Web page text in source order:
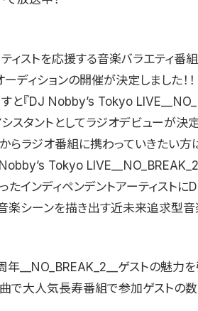
ィストを応援する音楽バラエティ番
ーディションの開催が決定しました
すと『DJ Nobby’s Tokyo
スタントとしてラジオデビューが決
からラジオ番組に携わっていきたい
Nobby’s Tokyo
ったインディペンデントアーティス
楽シーンを描き出す近未来追求型音
__NO_BREAK_2__ゲストの魅力を
で大人気長寿番組で参加ゲストの